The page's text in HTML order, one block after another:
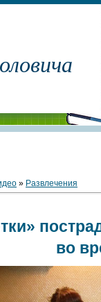
» Развлечения
во